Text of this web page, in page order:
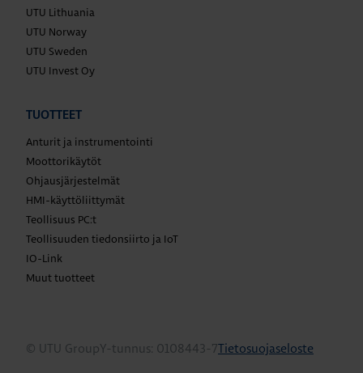
UTU Lithuania
UTU Norway
UTU Sweden
UTU Invest Oy
TUOTTEET
Anturit ja instrumentointi
Moottorikäytöt
Ohjausjärjestelmät
HMI-käyttöliittymät
Teollisuus PC:t
Teollisuuden tiedonsiirto ja IoT
IO-Link
Muut tuotteet
© UTU GroupY-tunnus: 0108443-7Tietosuojaseloste